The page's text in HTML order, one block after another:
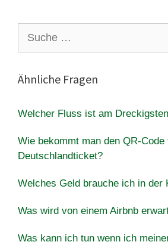
nach:
Ähnliche Fragen
Welcher Fluss ist am
Wie bekommt man den QR-Code
Deutschlandticket?
Welches Geld brauche ich in der
Was wird von einem Airbnb
Was kann ich tun wenn ich